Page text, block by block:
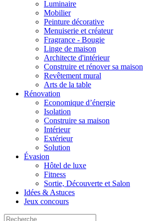
Luminaire
Mobilier
Peinture décorative
Menuiserie et créateur
Fragrance - Bougie
Linge de maison
Architecte d'intérieur
Construire et rénover sa maison
Revêtement mural
Arts de la table
Rénovation
Economique d’énergie
Isolation
Construire sa maison
Intérieur
Extérieur
Solution
Évasion
Hôtel de luxe
Fitness
Sortie, Découverte et Salon
Idées & Astuces
Jeux concours